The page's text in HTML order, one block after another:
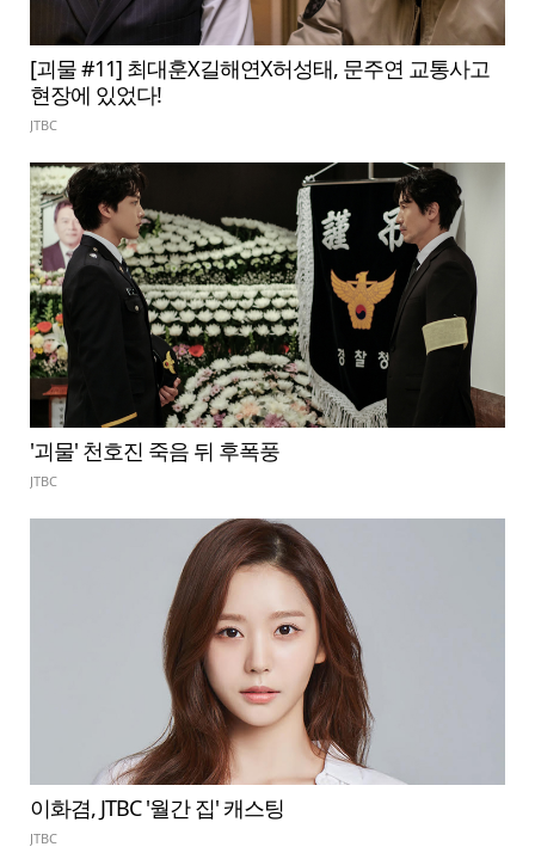
[괴물 #11] 최대훈X길해연X허성태, 문주연 교통사고
현장에 있었다!
JTBC
'괴물' 천호진 죽음 뒤 후폭풍
JTBC
이화겸, JTBC '월간 집' 캐스팅
JTBC